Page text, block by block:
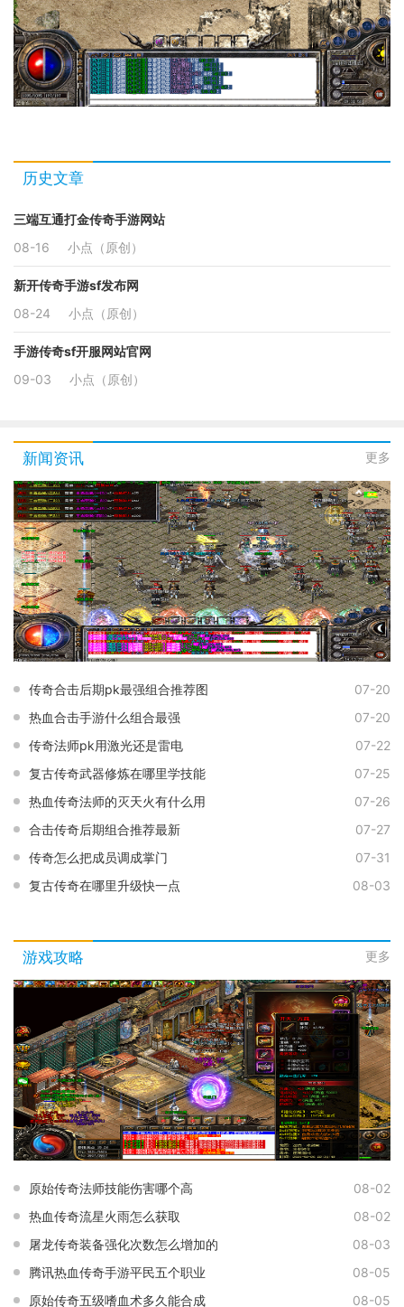
历史文章
三端互通打金传奇手游网站
08-16
小点（原创）
新开传奇手游sf发布网
08-24
小点（原创）
手游传奇sf开服网站官网
09-03
小点（原创）
新闻资讯 更多
传奇合击后期pk最强组合推荐图
07-20
热血合击手游什么组合最强
07-20
传奇法师pk用激光还是雷电
07-22
复古传奇武器修炼在哪里学技能
07-25
热血传奇法师的灭天火有什么用
07-26
合击传奇后期组合推荐最新
07-27
传奇怎么把成员调成掌门
07-31
复古传奇在哪里升级快一点
08-03
游戏攻略 更多
原始传奇法师技能伤害哪个高
08-02
热血传奇流星火雨怎么获取
08-02
屠龙传奇装备强化次数怎么增加的
08-03
腾讯热血传奇手游平民五个职业
08-05
原始传奇五级嗜血术多久能合成
08-05